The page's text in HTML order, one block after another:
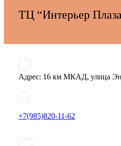
ТЦ “Интерьер
Адрес: 16 км МКАД, улица
+7(985)820-11-62